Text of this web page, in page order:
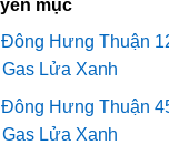
mục
Hưng Thuận
Lửa Xanh
Hưng Thuận
Lửa Xanh